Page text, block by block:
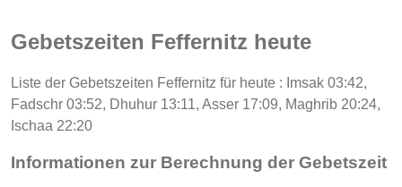
Gebetszeiten Feffernitz heute
Liste der Gebetszeiten Feffernitz für heute : Imsak 03:42,
Fadschr 03:52, Dhuhur 13:11, Asser 17:09, Maghrib 20:24,
Ischaa 22:20
Informationen zur Berechnung der Gebetszeit